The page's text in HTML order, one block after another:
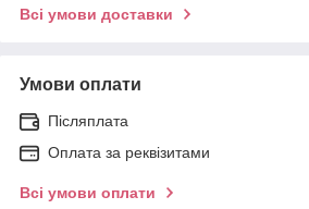
Всі умови доставки
Умови оплати
Післяплата
Оплата за реквізитами
Всі умови оплати